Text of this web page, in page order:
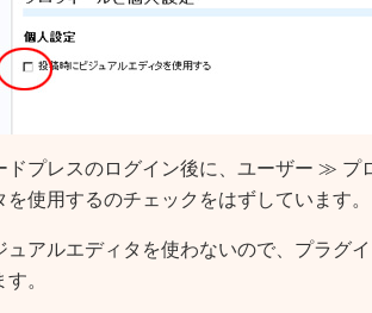
ドプレスのログイン後に、ユーザー ≫
を使用するのチェックをはずしています。
ュアルエディタを使わないので、プラグ
す。